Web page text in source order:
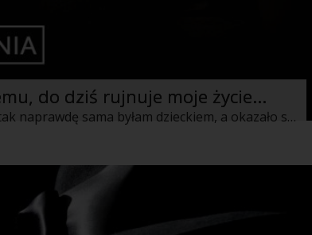
do dziś rujnuje moje życie…
Miałam wtedy tylko siedemnaście lat, tak naprawdę sama byłam dzieckiem, a okazało się, że mam za kilka miesięcy mieć własne. Oczywiście mój chłopak ulotnił się i powiedział, że chce studiować, ułożyć sobie życie, a nie bawić się w bycie ojcem. To był straszny czas, miotałam się, nie wiedziałam, co mam zrobić…w końcu zdecydowałam się na aborcję.